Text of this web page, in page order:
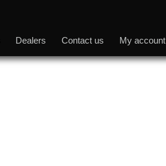
Dealers Contact us My account